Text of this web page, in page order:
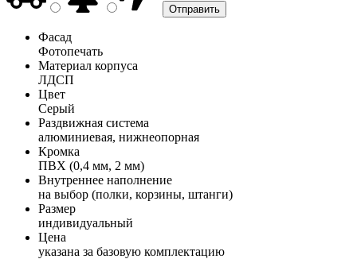
Фасад
Фотопечать
Материал корпуса
ЛДСП
Цвет
Серый
Раздвижная система
алюминиевая, нижнеопорная
Кромка
ПВХ (0,4 мм, 2 мм)
Внутреннее наполнение
на выбор (полки, корзины, штанги)
Размер
индивидуальный
Цена
указана за базовую комплектацию